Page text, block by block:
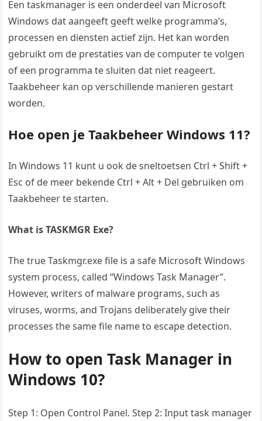
Een taskmanager is een onderdeel van Microsoft
Windows dat aangeeft geeft welke programma’s,
processen en diensten actief zijn. Het kan worden
gebruikt om de prestaties van de computer te volgen
of een programma te sluiten dat niet reageert.
Taakbeheer kan op verschillende manieren gestart
worden.
Hoe open je Taakbeheer Windows 11?
In Windows 11 kunt u ook de sneltoetsen Ctrl + Shift +
Esc of de meer bekende Ctrl + Alt + Del gebruiken om
Taakbeheer te starten.
What is TASKMGR Exe?
The true Taskmgr.exe file is a safe Microsoft Windows
system process, called “Windows Task Manager”.
However, writers of malware programs, such as
viruses, worms, and Trojans deliberately give their
processes the same file name to escape detection.
How to open Task Manager in
Windows 10?
Step 1: Open Control Panel. Step 2: Input task manager